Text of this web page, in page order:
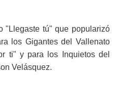
"Llegaste tú" que popularizó
los Gigantes del Vallenato
ti" y para los Inquietos del
Velásquez.